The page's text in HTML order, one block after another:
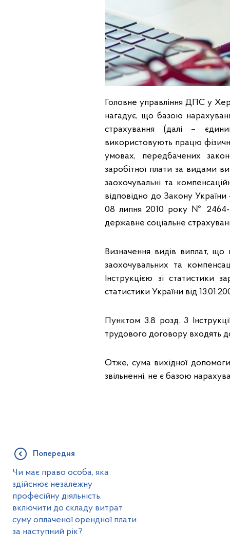
Головне управління ДПС у
нагадує, що базою
страхування (далі –
використовують працю
умовах, передбачених
заробітної плати за видами
заохочувальні та
відповідно до Закону
08 липня 2010 року № 2464-
державне соціальне
Визначення видів виплат, що
заохочувальних та
Інструкцією зі статистики
статистики України від
Пунктом 3.8 розд. 3
трудового договору входять
Отже, сума вихідної
звільненні, не є базою
Попередня
Чи має право особа, яка
здійснює незалежну
професійну діяльність,
включити до складу витрат
суму оплаченої орендної плати
за наступний рік?